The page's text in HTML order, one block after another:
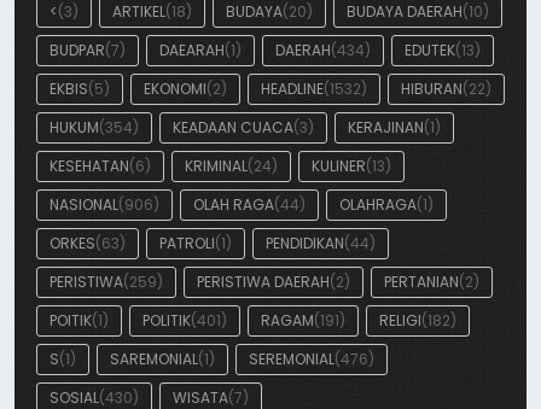
<(3) ARTIKEL(18) BUDAYA(20) BUDAYA DAERAH(10)
BUDPAR(7) DAEARAH(1) DAERAH(434) EDUTEK(13)
EKBIS(5) EKONOMI(2) HEADLINE(1532) HIBURAN(22)
HUKUM(354) KEADAAN CUACA(3) KERAJINAN(1)
KESEHATAN(6) KRIMINAL(24) KULINER(13)
NASIONAL(906) OLAH RAGA(44) OLAHRAGA(1)
ORKES(63) PATROLI(1) PENDIDIKAN(44)
PERISTIWA(259) PERISTIWA DAERAH(2) PERTANIAN(2)
POITIK(1) POLITIK(401) RAGAM(191) RELIGI(182)
S(1) SAREMONIAL(1) SEREMONIAL(476)
SOSIAL(430) WISATA(7)